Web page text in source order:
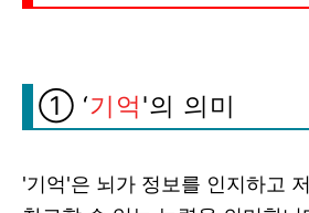
① ‘기억'의 의미
'기억'은 뇌가 정보를 인지하고